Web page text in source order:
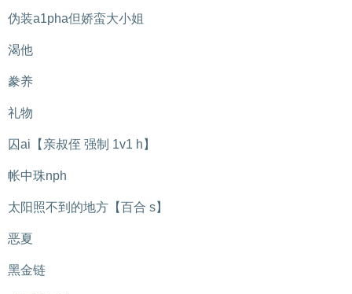
伪装a1pha但娇蛮大小姐
渴他
豢养
礼物
囚ai【亲叔侄 强制 1v1 h】
帐中珠nph
太阳照不到的地方【百合 s】
恶夏
黑金链